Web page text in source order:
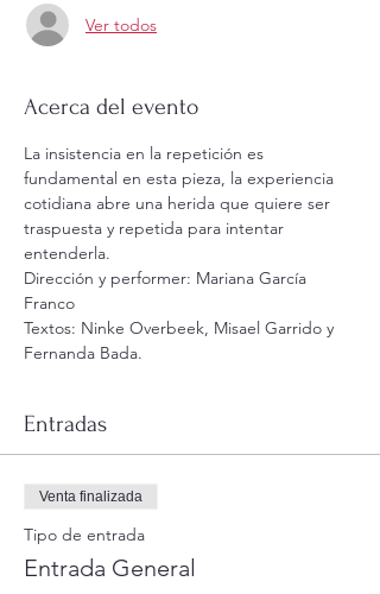
Ver todos
Acerca del evento
La insistencia en la repetición es
fundamental en esta pieza, la experiencia
cotidiana abre una herida que quiere ser
traspuesta y repetida para intentar
entenderla.
Dirección y performer: Mariana García
Franco
Textos: Ninke Overbeek, Misael Garrido y
Fernanda Bada.
Entradas
Venta finalizada
Tipo de entrada
Entrada General